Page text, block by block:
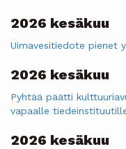
2026 kesäkuu
Uimavesitiedote pienet
2026 kesäkuu
Pyhtää päätti
vapaalle
2026 kesäkuu